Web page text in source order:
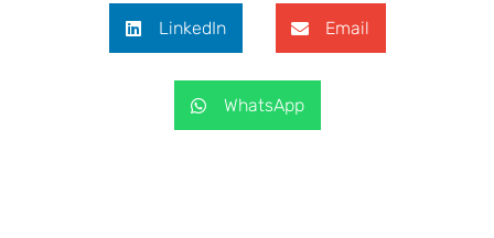
LinkedIn Email
WhatsApp